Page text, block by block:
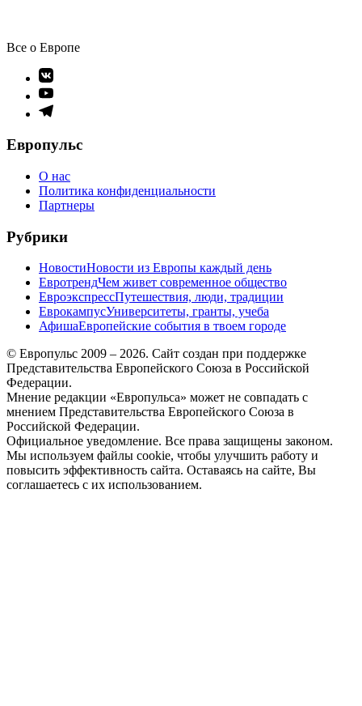
Все о Европе
Элемент
меню
Элемент
меню
Элемент
Европульс
О нас
Политика конфиденциальности
Партнеры
Рубрики
НовостиНовости из Европы каждый день
ЕвротрендЧем живет современное общество
ЕвроэкспрессПутешествия, люди, традиции
ЕврокампусУниверситеты, гранты, учеба
АфишаЕвропейские события в твоем городе
© Европульс 2009 – 2026. Сайт создан при поддержке
Представительства Европейского Союза в Российской
Федерации.
Мнение редакции «Европульса» может не совпадать с
мнением Представительства Европейского Союза в
Российской Федерации.
Официальное уведомление. Все права защищены законом.
Мы используем файлы cookie, чтобы улучшить работу и
повысить эффективность сайта. Оставаясь на сайте, Вы
соглашаетесь с их использованием.